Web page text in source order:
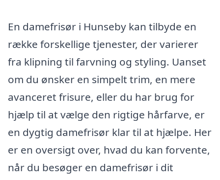
En damefrisør i Hunseby kan tilbyde en
række forskellige tjenester, der varierer
fra klipning til farvning og styling. Uanset
om du ønsker en simpelt trim, en mere
avanceret frisure, eller du har brug for
hjælp til at vælge den rigtige hårfarve, er
en dygtig damefrisør klar til at hjælpe. Her
er en oversigt over, hvad du kan forvente,
når du besøger en damefrisør i dit